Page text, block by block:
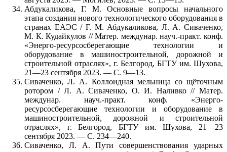
Абдукаликова, Г. М. Основные вопросы начального
этапа создания нового технологического оборудования в
странах ЕАЭС / Г. М. Абдукаликова, Л. А. Сиваченко,
М. К. Кудайкулов // Матер. междунар. науч.-практ. конф.
«Энерго-ресурсосберегающие технологии и
оборудование в машиностроительной, дорожной и
строительной отраслях», г. Белгород, БГТУ им. Шухова,
21—23 сентября 2023. — С. 9—13.
Сиваченко, Л. А. Коллоидная мельница со щёточным
ротором / Л. А. Сиваченко, О. И. Наливко // Матер.
междунар. науч.-практ. конф. «Энерго-
ресурсосберегающие технологии и оборудование в
машиностроительной, дорожной и строительной
отраслях», г. Белгород, БГТУ им. Шухова, 21—23
сентября 2023. — С. 234—240.
Сиваченко, Л. А. Пути совершенствования ударных